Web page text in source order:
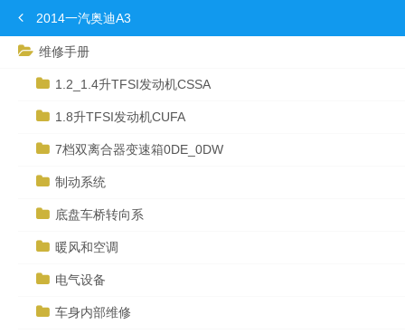
2014一汽奥迪A3
维修手册
1.2_1.4升TFSI发动机CSSA
1.8升TFSI发动机CUFA
7档双离合器变速箱0DE_0DW
制动系统
底盘车桥转向系
暖风和空调
电气设备
车身内部维修